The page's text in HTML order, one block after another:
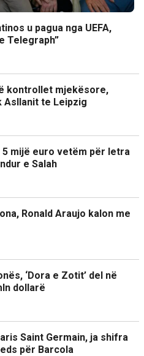
u pagua nga UEFA,
Telegraph”
kontrollet mjekësore,
te Leipzig
mijë euro vetëm për letra
e Salah
Ronald Araujo kalon me
‘Dora e Zotit’ del në
dollarë
Saint Germain, ja shifra
për Barcola